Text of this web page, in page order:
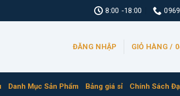
8:00 -18:00
ĐĂNG NHẬP GIỎ HÀNG / 0
Danh Mục Sản Phẩm Bảng giá sỉ Chính Sách